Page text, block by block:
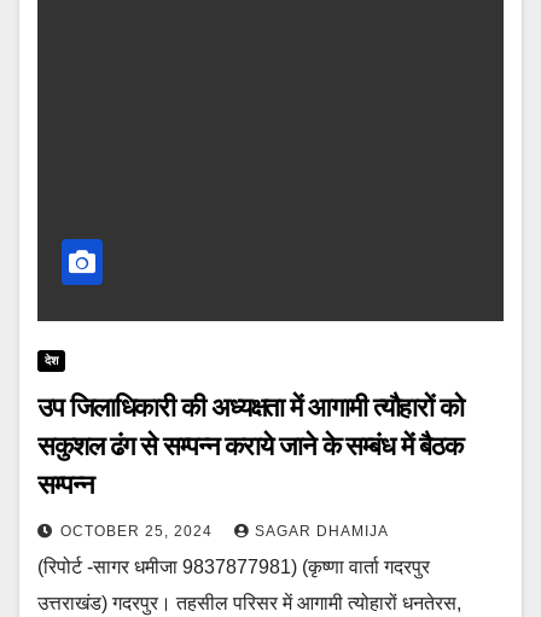
देश
उप जिलाधिकारी की अध्यक्षता में आगामी त्यौहारों को
सकुशल ढंग से सम्पन्न कराये जाने के सम्बंध में बैठक
सम्पन्न
OCTOBER 25, 2024 SAGAR DHAMIJA
(रिपोर्ट -सागर धमीजा 9837877981) (कृष्णा वार्ता गदरपुर
उत्तराखंड) गदरपुर। तहसील परिसर में आगामी त्योहारों धनतेरस,